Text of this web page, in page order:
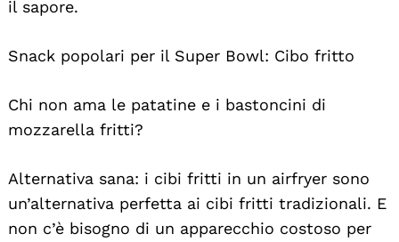
il sapore.
Snack popolari per il Super Bowl: Cibo fritto
Chi non ama le patatine e i bastoncini di
mozzarella fritti?
Alternativa sana: i cibi fritti in un airfryer sono
un’alternativa perfetta ai cibi fritti tradizionali. E
non c’è bisogno di un apparecchio costoso per
Search
For: